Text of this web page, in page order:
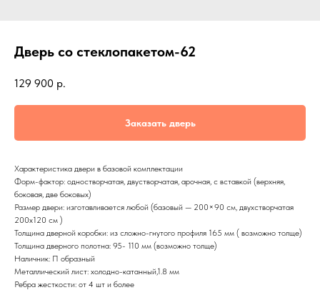
Дверь со стеклопакетом-62
129 900 р.
Заказать дверь
Характеристика двери в базовой комплектации
Форм-фактор: одностворчатая, двустворчатая, арочная, с вставкой (верхняя,
боковая, две боковых)
Размер двери: изготавливается любой (базовый — 200×90 см, двухстворчатая
200х120 см )
Толщина дверной коробки: из сложно-гнутого профиля 165 мм ( возможно толще)
Толщина дверного полотна: 95- 110 мм (возможно толще)
Наличник: П образный
Металлический лист: холодно-катанный,1.8 мм
Ребра жесткости: от 4 шт и более